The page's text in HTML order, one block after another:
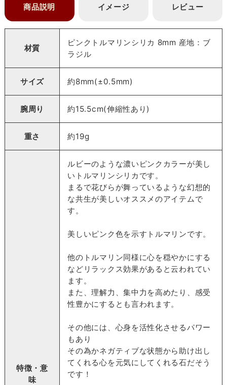
商品説明 イメージ レビュー
材質
ピンクトルマリンシリカ 8mm 産地：ブ
ラジル
サイズ 約8mm(±0.5mm)
腕周り 約15.5cm(伸縮性あり)
重さ 約19g
特徴・意
味
ルビーのような濃いピンクカラーが美し
いトルマリンシリカです。
まるで花びらが舞っているような幻想的
な共生が美しいオススメのアイテムで
す。
美しいピンク色を示すトルマリンです。
他のトルマリン同様に心を穏やかにする
などリラックス効果があると云われてい
ます。
また、理解力、集中力を高めたり、感受
性豊かにするとも言われます。
その他には、心身を活性化させるパワー
もあり
その為かネガティブな状態から助け出し
てくれる心を元気にしてくれる石だそう
です！